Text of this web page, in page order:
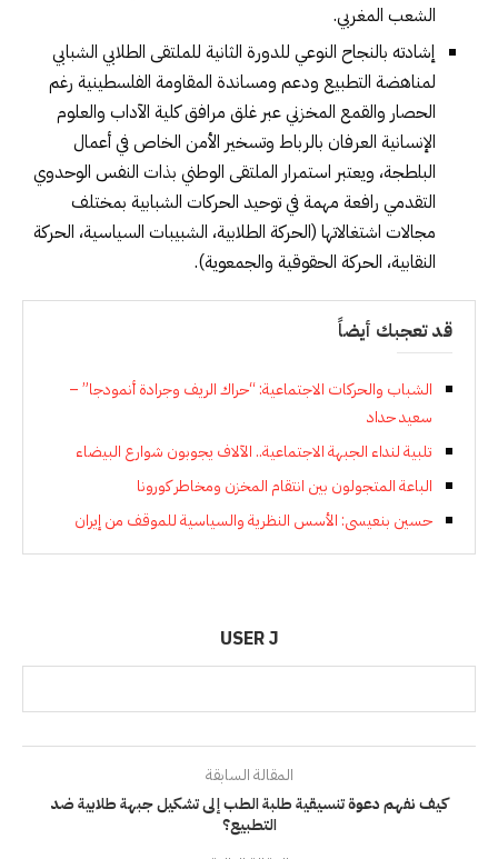
الشعب المغربي.
إشادته بالنجاح النوعي للدورة الثانية للملتقى الطلابي الشبابي
لمناهضة التطبيع ودعم ومساندة المقاومة الفلسطينية رغم
الحصار والقمع المخزني عبر غلق مرافق كلية الآداب والعلوم
الإنسانية العرفان بالرباط وتسخير الأمن الخاص في أعمال
البلطجة، ويعتبر استمرار الملتقى الوطني بذات النفس الوحدوي
التقدمي رافعة مهمة في توحيد الحركات الشبابية بمختلف
مجالات اشتغالاتها (الحركة الطلابية، الشبيبات السياسية، الحركة
النقابية، الحركة الحقوقية والجمعوية).
قد تعجبك أيضاً
الشباب والحركات الاجتماعية: “حراك الريف وجرادة أنمودجا” –
سعيد حداد
تلبية لنداء الجبهة الاجتماعية.. الآلاف يجوبون شوارع البيضاء
الباعة المتجولون بين انتقام المخزن ومخاطر كورونا
حسين بنعيسى: الأسس النظرية والسياسية للموقف من إيران
USER J
المقالة السابقة
كيف نفهم دعوة تنسيقية طلبة الطب إلى تشكيل جبهة طلابية ضد
التطبيع؟